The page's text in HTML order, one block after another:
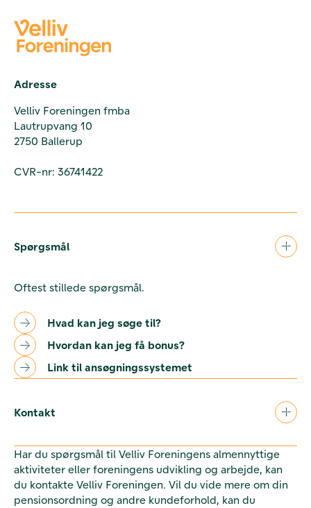
Adresse
Velliv Foreningen fmba
Lautrupvang 10
2750 Ballerup
CVR-nr: 36741422
Spørgsmål
Oftest stillede spørgsmål.
Hvad kan jeg søge til?
Hvordan kan jeg få bonus?
Link til ansøgningssystemet
Kontakt
Har du spørgsmål til Velliv Foreningens almennyttige
aktiviteter eller foreningens udvikling og arbejde, kan
du kontakte Velliv Foreningen. Vil du vide mere om din
pensionsordning og andre kundeforhold, kan du